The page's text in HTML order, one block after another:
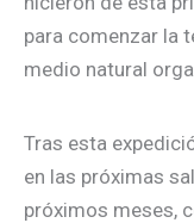
para comenzar la
medio natural
Tras esta
en las próximas
próximos meses,